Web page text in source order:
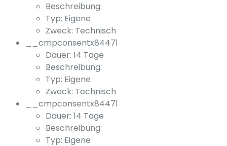
Beschreibung:
Typ: Eigene
Zweck: Technisch
__cmpconsentx84471
Dauer: 14 Tage
Beschreibung:
Typ: Eigene
Zweck: Technisch
__cmpconsentx84471
Dauer: 14 Tage
Beschreibung:
Typ: Eigene